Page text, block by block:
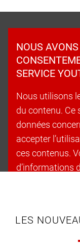
NOUS
SERVICE
Nous utilisons
du contenu. Ce
données
accepter
ces contenus.
d’informations
LES